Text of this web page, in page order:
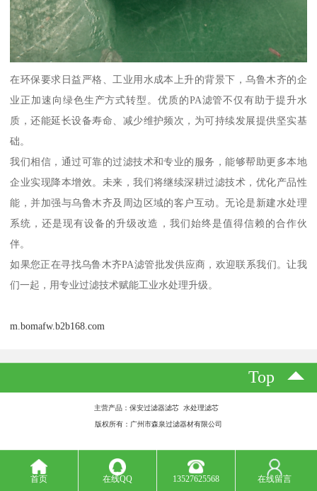
在环保要求日益严格、工业用水成本上升的背景下，乌鲁木齐的企
业正加速向绿色生产方式转型。优质的PA滤管不仅有助于提升水
质，还能延长设备寿命、减少维护频次，为可持续发展提供坚实基
础。
我们相信，通过可靠的过滤技术和专业的服务，能够帮助更多本地
企业实现降本增效。未来，我们将继续深耕过滤技术，优化产品性
能，并加强与乌鲁木齐及周边区域的客户互动。无论是新建水处理
系统，还是现有设备的升级改造，我们始终是值得信赖的合作伙
伴。
如果您正在寻找乌鲁木齐PA滤管批发供应商，欢迎联系我们。让我
们一起，用专业过滤技术赋能工业水处理升级。
m.bomafw.b2b168.com
Top
主营产品：保安过滤器滤芯 水处理滤芯
版权所有：广州市森泉过滤器材有限公司
首页 在线QQ 13527625568 在线留言